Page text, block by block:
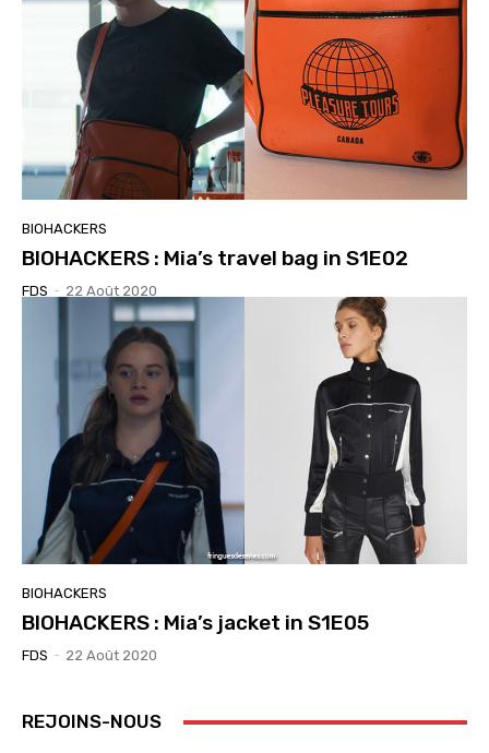
BIOHACKERS
BIOHACKERS : Mia’s travel bag in S1E02
FDS - 22 Août 2020
BIOHACKERS
BIOHACKERS : Mia’s jacket in S1E05
FDS - 22 Août 2020
REJOINS-NOUS